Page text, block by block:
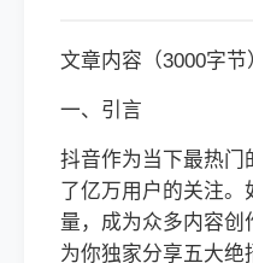
文章内容（3000字节
一、引言
抖音作为当下最热门
了亿万用户的关注
量，成为众多内容创
为你独家分享五大绝